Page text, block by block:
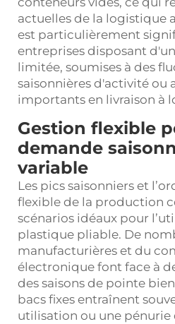
actuelles de la logistique
est particulièrement
entreprises disposant
limitée, soumises à des
saisonnières d'activité ou
importants en livraison à
Gestion flexible
demande
variable
Les pics saisonniers et
flexible de la production
scénarios idéaux pour
plastique pliable. De
manufacturières et du
électronique font face à
des saisons de pointe
bacs fixes entraînent
utilisation ou une pénurie